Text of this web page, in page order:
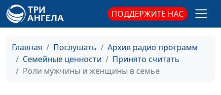
ПОДДЕРЖИТЕ НАС
Главная Послушать
Архив радио программ
Семейные ценности
Принято считать
Роли мужчины и женщины в семье
практический
психолог
Негативные эмоции: как
проживать их
правильно
Алена Евсеева,
практический